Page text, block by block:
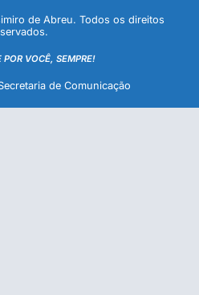
de Abreu. Todos os direitos
POR VOCÊ, SEMPRE!
de Comunicação